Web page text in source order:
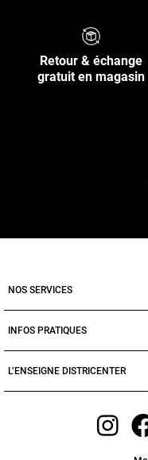
Retour & échange
gratuit en magasin
NOS SERVICES
INFOS PRATIQUES
L’ENSEIGNE DISTRICENTER